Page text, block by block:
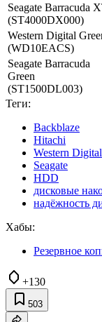
Seagate Barracuda
(ST4000DX000)
Western Digital
(WD10EACS)
Seagate Barracuda
Green
(ST1500DL003)
Теги:
Backblaze
Hitachi
Western Digital
Seagate
HDD
дисковые
надёжность
Хабы:
Резервное
+130
503